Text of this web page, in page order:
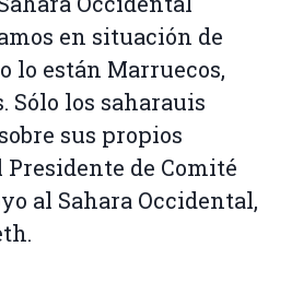
en situación de
lo están Marruecos,
Sólo los saharauis
sus propios
Presidente de Comité
al Sahara Occidental,